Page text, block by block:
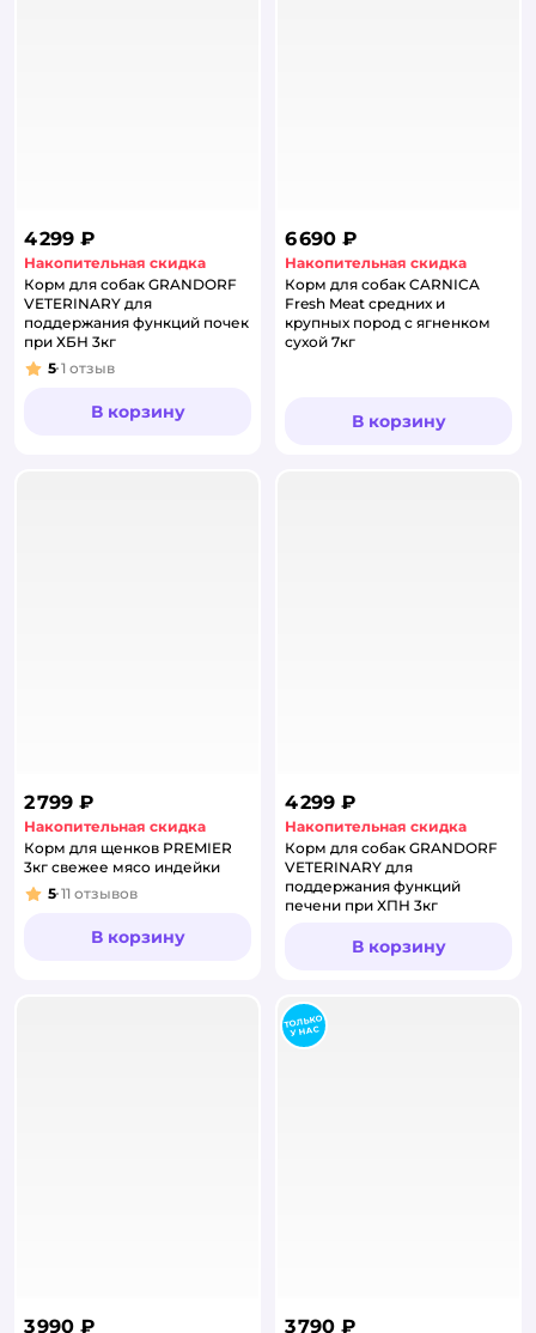
4 299 ₽
Накопительная скидка
Корм для собак GRANDORF
VETERINARY для
поддержания функций почек
при ХБН 3кг
Рейтинг:
5 1 отзыв
В корзину
6 690 ₽
Накопительная скидка
Корм для собак CARNICA
Fresh Meat средних и
крупных пород с ягненком
сухой 7кг
В корзину
2 799 ₽
Накопительная скидка
Корм для щенков PREMIER
3кг свежее мясо индейки
Рейтинг:
5 11 отзывов
В корзину
4 299 ₽
Накопительная скидка
Корм для собак GRANDORF
VETERINARY для
поддержания функций
печени при ХПН 3кг
В корзину
3 990 ₽ 3 790 ₽